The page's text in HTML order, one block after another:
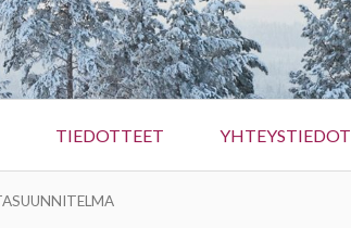
TIEDOTTEET YHTEYSTIEDOT